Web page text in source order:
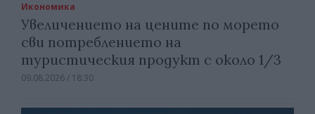
Икономика
Увеличението на цените по морето
сви потреблението на
туристическия продукт с около 1/3
09.08.2026 / 18:30